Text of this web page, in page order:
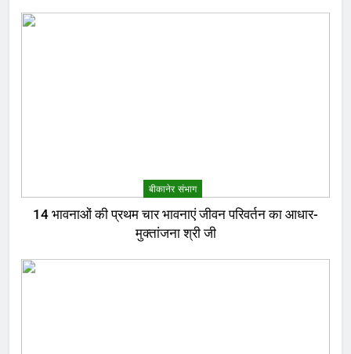
बीकानेर संभाग
14 भावनाओं की प्रथम चार भावनाएं जीवन परिवर्तन का आधार-
मुक्तांजना श्री जी